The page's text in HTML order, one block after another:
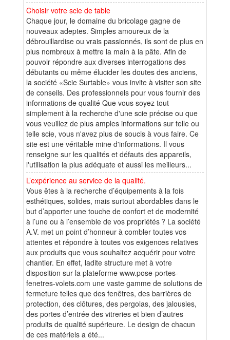
Choisir votre scie de table
Chaque jour, le domaine du bricolage gagne de
nouveaux adeptes. Simples amoureux de la
débrouillardise ou vrais passionnés, ils sont de plus en
plus nombreux à mettre la main à la pâte. Afin de
pouvoir répondre aux diverses interrogations des
débutants ou même élucider les doutes des anciens,
la société «Scie Surtable» vous invite à visiter son site
de conseils. Des professionnels pour vous fournir des
informations de qualité Que vous soyez tout
simplement à la recherche d'une scie précise ou que
vous veuillez de plus amples informations sur telle ou
telle scie, vous n'avez plus de soucis à vous faire. Ce
site est une véritable mine d'informations. Il vous
renseigne sur les qualités et défauts des appareils,
l'utilisation la plus adéquate et aussi les meilleurs...
L’expérience au service de la qualité.
Vous êtes à la recherche d’équipements à la fois
esthétiques, solides, mais surtout abordables dans le
but d’apporter une touche de confort et de modernité
à l’une ou à l’ensemble de vos propriétés ? La société
A.V. met un point d’honneur à combler toutes vos
attentes et répondre à toutes vos exigences relatives
aux produits que vous souhaitez acquérir pour votre
chantier. En effet, ladite structure met à votre
disposition sur la plateforme www.pose-portes-
fenetres-volets.com une vaste gamme de solutions de
fermeture telles que des fenêtres, des barrières de
protection, des clôtures, des pergolas, des jalousies,
des portes d’entrée des vitreries et bien d’autres
produits de qualité supérieure. Le design de chacun
de ces matériels a été...